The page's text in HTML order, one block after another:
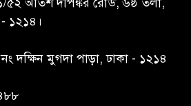
তদন্ত শেষ পর্যায়ে, দ্রুত চার্জশিট
রাতের মধ্যে ঢাকাসহ ১০ অঞ্চলে
ঝড়বৃষ্টির পূর্বাভাস
১২১৪।
দক্ষিন মুগদা পাড়া, ঢাকা - ১২১৪